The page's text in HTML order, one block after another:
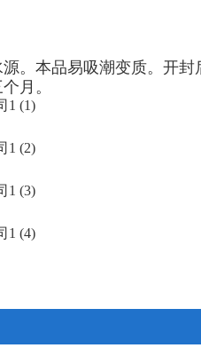
。本品易吸潮变质。开
月。